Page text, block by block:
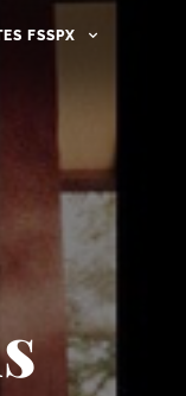
FSSPX